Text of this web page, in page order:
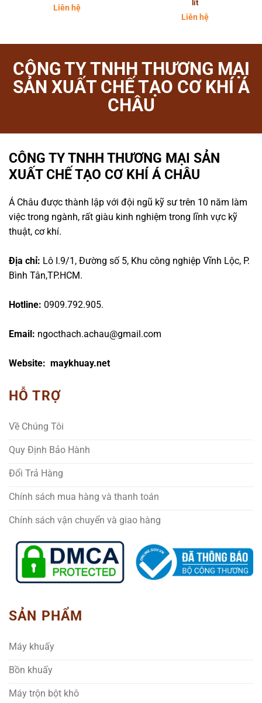
Liên hệ
lít
Liên hệ
CÔNG TY TNHH THƯƠNG MẠI
SẢN XUẤT CHẾ TẠO CƠ KHÍ Á
CHÂU
CÔNG TY TNHH THƯƠNG MẠI SẢN
XUẤT CHẾ TẠO CƠ KHÍ Á CHÂU
Á Châu được thành lập với đội ngũ kỹ sư trên 10 năm làm
việc trong ngành, rất giàu kinh nghiệm trong lĩnh vực kỹ
thuật, cơ khí.
Địa chỉ: Lô I.9/1, Đường số 5, Khu công nghiệp Vĩnh Lộc, P.
Bình Tân,TP.HCM.
Hotline: 0909.792.905.
Email: ngocthach.achau@gmail.com
Website: maykhuay.net
HỖ TRỢ
Về Chúng Tôi
Quy Định Bảo Hành
Đổi Trả Hàng
Chính sách mua hàng và thanh toán
Chính sách vận chuyển và giao hàng
SẢN PHẨM
Máy khuấy
Bồn khuấy
Máy trộn bột khô